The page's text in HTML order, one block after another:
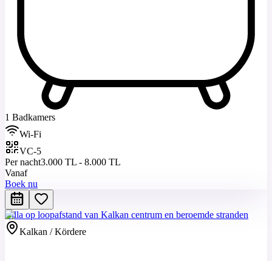
1 Badkamers
Wi-Fi
VC-5
Per nacht3.000 TL - 8.000 TL
Vanaf
Boek nu
Villa op loopafstand van Kalkan centrum en beroemde stranden
Kalkan / Kördere